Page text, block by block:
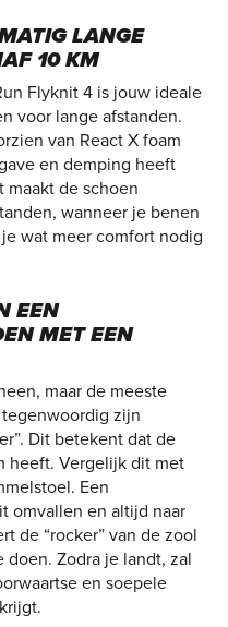
LANGE
10 KM
Flyknit 4 is jouw ideale
voor lange afstanden.
van React X foam
en demping heeft
maakt de schoen
wanneer je benen
wat meer comfort nodig
EEN
MET EEN
maar de meeste
zijn
Dit betekent dat de
heeft. Vergelijk dit met
Een
omvallen en altijd naar
de “rocker” van de zool
Zodra je landt, zal
en soepele